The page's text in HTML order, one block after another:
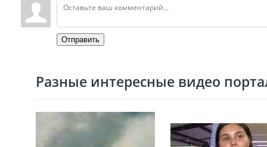
Отправить
Разные интересные видео